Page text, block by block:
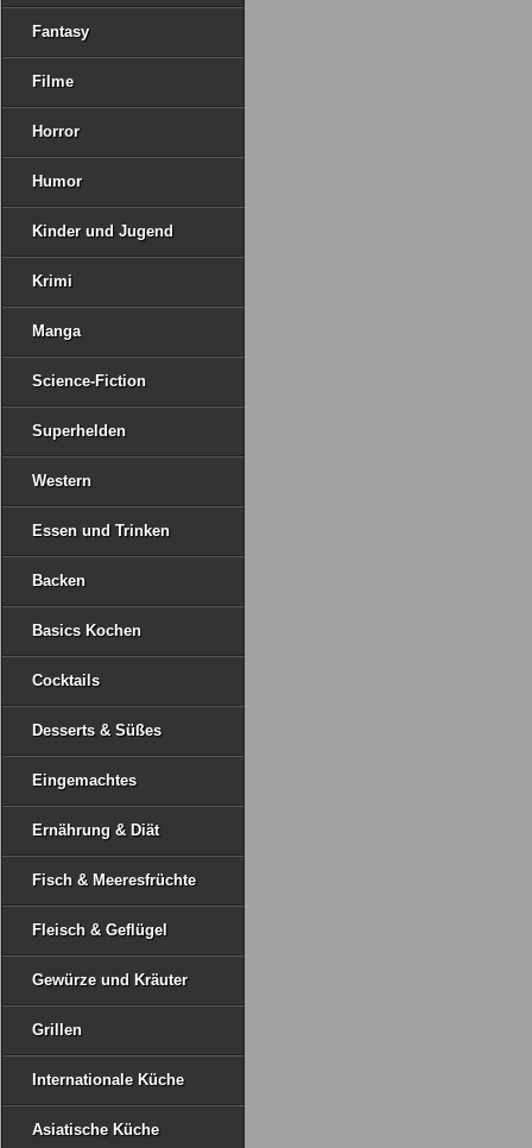
Fantasy
Filme
Horror
Humor
Kinder und Jugend
Krimi
Manga
Science-Fiction
Superhelden
Western
Essen und Trinken
Backen
Basics Kochen
Cocktails
Desserts & Süßes
Eingemachtes
Ernährung & Diät
Fisch & Meeresfrüchte
Fleisch & Geflügel
Gewürze und Kräuter
Grillen
Internationale Küche
Asiatische Küche